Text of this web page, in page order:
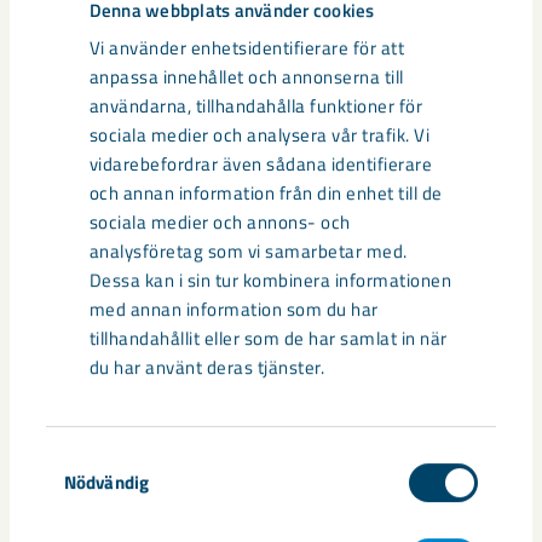
Denna webbplats använder cookies
Vi använder enhetsidentifierare för att
anpassa innehållet och annonserna till
användarna, tillhandahålla funktioner för
sociala medier och analysera vår trafik. Vi
vidarebefordrar även sådana identifierare
och annan information från din enhet till de
sociala medier och annons- och
analysföretag som vi samarbetar med.
Dessa kan i sin tur kombinera informationen
med annan information som du har
tillhandahållit eller som de har samlat in när
du har använt deras tjänster.
Nödvändig
Kiruna kommun: Jan Klein, tel: 070-675 44 46
Taggar
Per Geijer prospektering
Relaterat innehåll